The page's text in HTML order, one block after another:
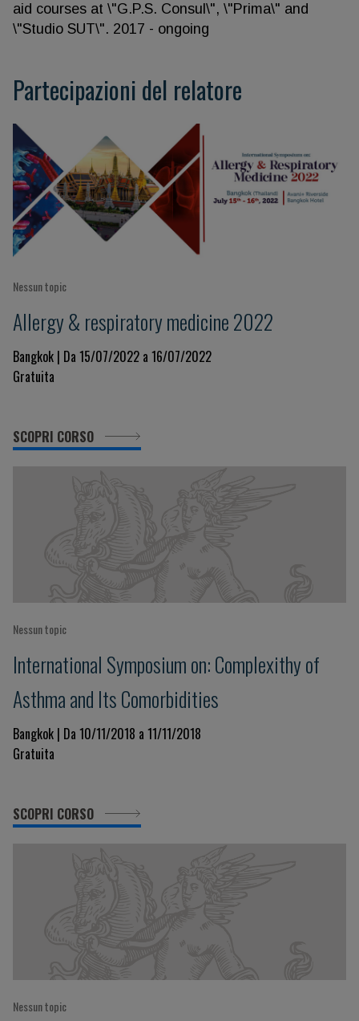
aid courses at \"G.P.S. Consul\", \"Prima\" and
\"Studio SUT\". 2017 - ongoing
Partecipazioni del relatore
Nessun topic
Allergy & respiratory medicine 2022
Bangkok | Da 15/07/2022 a 16/07/2022
Gratuita
SCOPRI CORSO
Nessun topic
International Symposium on: Complexithy of
Asthma and Its Comorbidities
Bangkok | Da 10/11/2018 a 11/11/2018
Gratuita
SCOPRI CORSO
Nessun topic